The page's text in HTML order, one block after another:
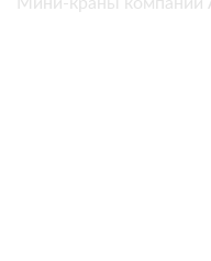
Мини-краны компании